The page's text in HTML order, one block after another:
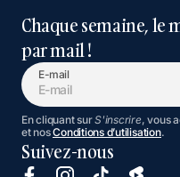
Chaque semaine, le
par mail !
E-mail
En cliquant surS'inscrire, vous
et nosConditions d’utilisation.
Suivez-nous